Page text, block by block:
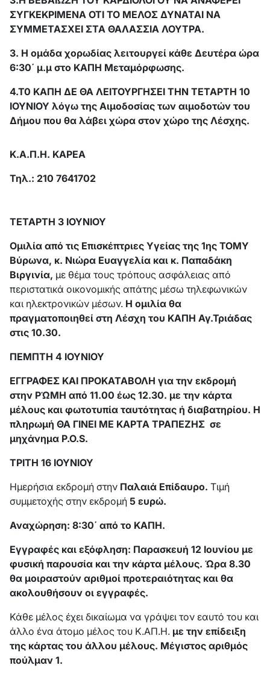
ΣΥΓΚΕΚΡΙΜΕΝΑ ΟΤΙ ΤΟ ΜΕΛΟΣ ΔΥΝΑΤΑΙ ΝΑ
ΣΥΜΜΕΤΑΣΧΕΙ ΣΤΑ ΘΑΛΑΣΣΙΑ ΛΟΥΤΡΑ.
3. Η ομάδα χορωδίας λειτουργεί κάθε Δευτέρα ώρα
6:30΄ μ.μ στο ΚΑΠΗ Μεταμόρφωσης.
4.Τ0 ΚΑΠΗ ΔΕ ΘΑ ΛΕΙΤΟΥΡΓΗΣΕΙ ΤΗΝ ΤΕΤΑΡΤΗ 10
ΙΟΥΝΙΟΥ λόγω της Αιμοδοσίας των αιμοδοτών του
Δήμου που θα λάβει χώρα στον χώρο της Λέσχης.
Κ.Α.Π.Η. ΚΑΡΕΑ
Τηλ.: 210 7641702
ΤΕΤΑΡΤΗ 3 ΙΟΥΝΙΟΥ
Ομιλία από τις Επισκέπτριες Υγείας της 1ης ΤΟΜΥ
Βύρωνα, κ. Νιώρα Ευαγγελία και κ. Παπαδάκη
Βιργινία, με θέμα τους τρόπους ασφάλειας από
περιστατικά οικονομικής απάτης μέσω τηλεφωνικών
και ηλεκτρονικών μέσων. Η ομιλία θα
πραγματοποιηθεί στη Λέσχη του ΚΑΠΗ Αγ.Τριάδας
στις 10.30.
ΠΕΜΠΤΗ 4 ΙΟΥΝΙΟΥ
ΕΓΓΡΑΦΕΣ ΚΑΙ ΠΡΟΚΑΤΑΒΟΛΗ για την εκδρομή
στην ΡΏΜΗ από 11.00 έως 12.30. με την κάρτα
μέλους και φωτοτυπία ταυτότητας ή διαβατηρίου. Η
πληρωμή ΘΑ ΓΙΝΕΙ ΜΕ ΚΑΡΤΑ ΤΡΑΠΕΖΗΣ σε
μηχάνημα P.O.S.
ΤΡΙΤΗ 16 ΙΟΥΝΙΟΥ
Ημερήσια εκδρομή στην Παλαιά Επίδαυρο. Τιμή
συμμετοχής στην εκδρομή 5 ευρώ.
Αναχώρηση: 8:30΄ από το ΚΑΠΗ.
Εγγραφές και εξόφληση: Παρασκευή 12 Ιουνίου με
φυσική παρουσία και την κάρτα μέλους. Ώρα 8.30
θα μοιραστούν αριθμοί προτεραιότητας και θα
ακολουθήσουν οι εγγραφές.
Κάθε μέλος έχει δικαίωμα να γράψει τον εαυτό του και
άλλο ένα άτομο μέλος του Κ.ΑΠ.Η. με την επίδειξη
της κάρτας του άλλου μέλους. Μέγιστος αριθμός
πούλμαν 1.